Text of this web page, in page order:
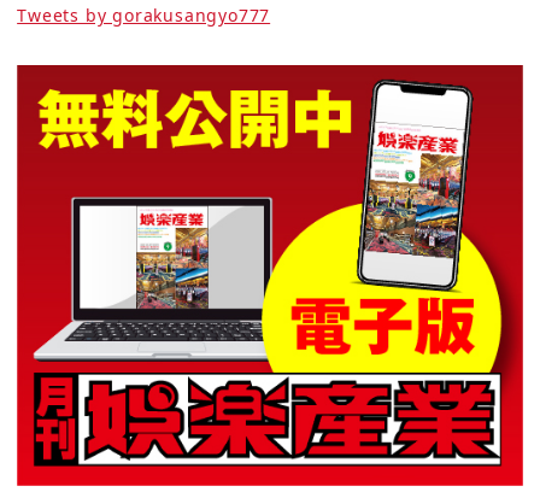
Tweets by gorakusangyo777